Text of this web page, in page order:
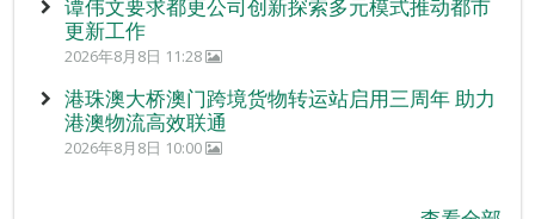
谭伟文要求都更公司创新探索多元模式推动都市
更新工作
2026年8月8日 11:28
港珠澳大桥澳门跨境货物转运站启用三周年 助力
港澳物流高效联通
2026年8月8日 10:00